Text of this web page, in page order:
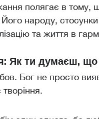
полягає в тому,
народу, стосунки
та життя в
Як ти думаєш,
Бог не просто